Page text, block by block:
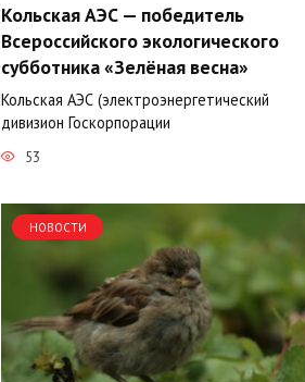
Кольская АЭС — победитель
Всероссийского экологического
субботника «Зелёная весна»
Кольская АЭС (электроэнергетический
дивизион Госкорпорации
53
НОВОСТИ